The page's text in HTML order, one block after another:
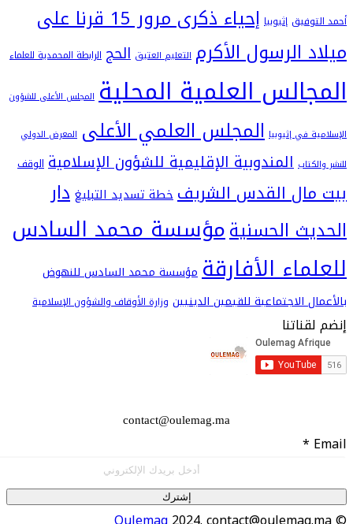
إثيوبيا
إحياء ذكرى مرور 15 قرنا على
الرسول الأكرم التعليم العتيق الحج الرابطة المحمدية للعلماء
العلمية المحلية المجلس الأعلى للشؤون
إثيوبيا المجلس العلمي الأعلى المعرض الدولي
المندوبية الإقليمية للشؤون الإسلامية الوقف
القدس الشريفخطة تسديد التبليغدار
الحسنيةمؤسسة محمد السادس
الأفارقة مؤسسة محمد السادس للنهوض
الاجتماعية للقيمين الدينيين وزارة الأوقاف والشؤون الإسلامية
contact@oulemag.ma